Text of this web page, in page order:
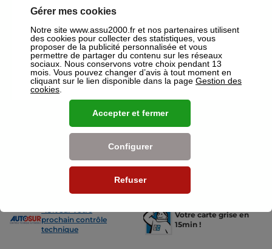
ou mutuelles à Pantin.
Nos offres pour les particuliers
Assurance Auto
Des tarifs adaptés à tous les profils
malussés ou résiliés : nous avons
des solutions pour chacun.
Nos avantages
-15% sur votre
prochain contrôle
technique
Votre carte grise en
15min !
Gérer mes cookies
Notre site www.assu2000.fr et nos partenaires utilisent
des cookies pour collecter des statistiques, vous
proposer de la publicité personnalisée et vous
permettre de partager du contenu sur les réseaux
sociaux. Nous conservons votre choix pendant 13
mois. Vous pouvez changer d’avis à tout moment en
cliquant sur le lien disponible dans la page Gestion des
cookies
Refuser
Configurer
Accepter et fermer